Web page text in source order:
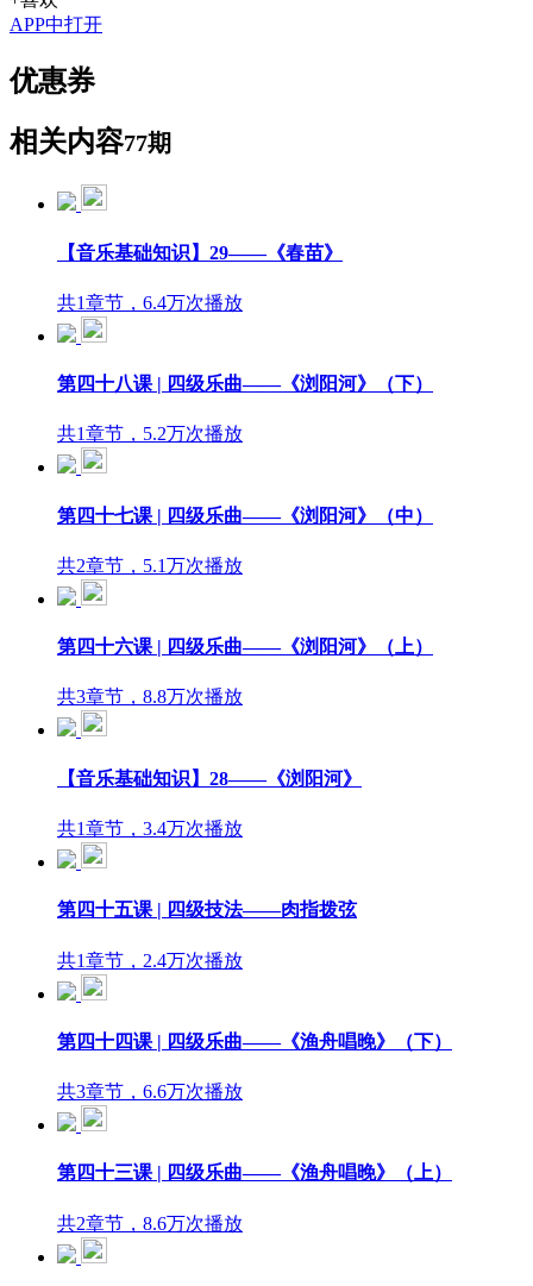
APP中打开
优惠券
相关内容77期
【音乐基础知识】29——《春苗》
共1章节，6.4万次播放
第四十八课 | 四级乐曲——《浏阳河》（下）
共1章节，5.2万次播放
第四十七课 | 四级乐曲——《浏阳河》（中）
共2章节，5.1万次播放
第四十六课 | 四级乐曲——《浏阳河》（上）
共3章节，8.8万次播放
【音乐基础知识】28——《浏阳河》
共1章节，3.4万次播放
第四十五课 | 四级技法——肉指拨弦
共1章节，2.4万次播放
第四十四课 | 四级乐曲——《渔舟唱晚》（下）
共3章节，6.6万次播放
第四十三课 | 四级乐曲——《渔舟唱晚》（上）
共2章节，8.6万次播放